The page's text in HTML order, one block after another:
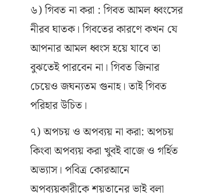
৬) গিবত না করা : গিবত আমল ধ্বংসের
নীরব ঘাতক। গিবতের কারণে কখন যে
আপনার আমল ধ্বংস হয়ে যাবে তা
বুঝতেই পারবেন না। গিবত জিনার
চেয়েও জঘন্যতম গুনাহ। তাই গিবত
পরিহার উচিত।
৭) অপচয় ও অপব্যয় না করা: অপচয়
কিংবা অপব্যয় করা খুবই বাজে ও গর্হিত
অভ্যাস। পবিত্র কোরআনে
অপব্যয়কারীকে শয়তানের ভাই বলা